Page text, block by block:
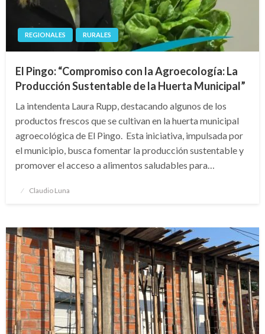
REGIONALES RURALES
El Pingo: “Compromiso con la Agroecología: La
Producción Sustentable de la Huerta Municipal”
La intendenta Laura Rupp, destacando algunos de los
productos frescos que se cultivan en la huerta municipal
agroecológica de El Pingo. Esta iniciativa, impulsada por
el municipio, busca fomentar la producción sustentable y
promover el acceso a alimentos saludables para…
Publicado
Claudio Luna